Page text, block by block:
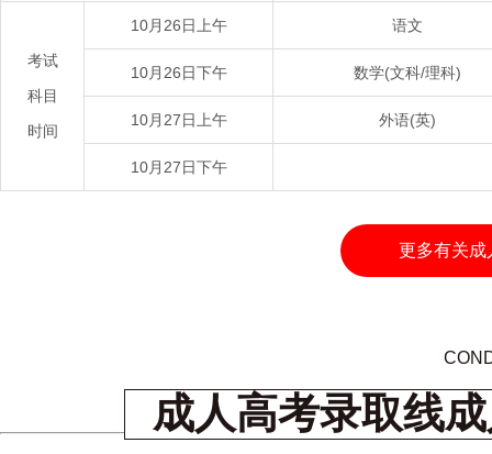
考试
科目
时间
10月26日上午 语文
10月26日下午 数学(文科/理科)
10月27日上午 外语(英)
10月27日下午
更多有关成
成人高考录取线